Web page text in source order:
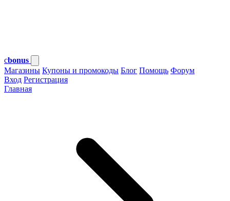
cbonus
Магазины Купоны и промокоды Блог Помощь Форум
Вход Регистрация
Главная